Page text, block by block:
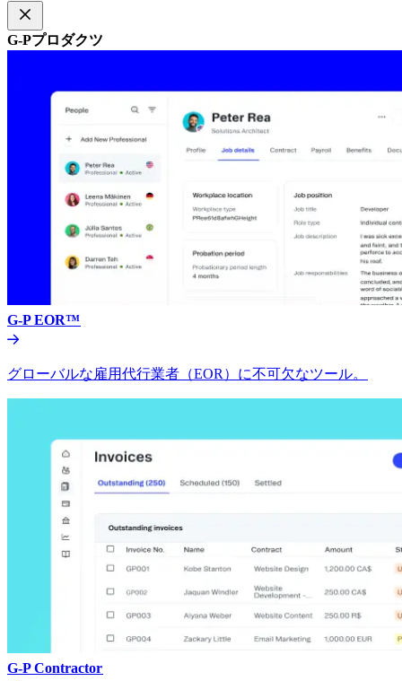
G-Pプロダクツ​​
G-P EOR™​​
グローバルな雇用代行業者（EOR）に不可欠なツール。​​
G-P Contractor​​